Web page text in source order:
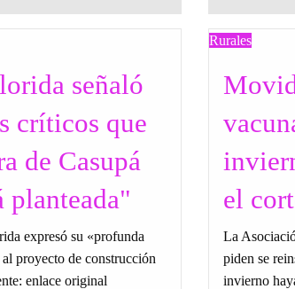
señaló
críticos que
de Casupá
planteada"
expresó su «profunda
proyecto de construcción
enlace original
Rurales
el
La
piden se
invierno